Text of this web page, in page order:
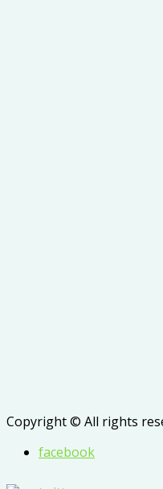
Copyright © All rights
facebook